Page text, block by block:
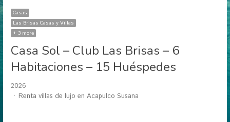
Casas
Las Brisas Casas y Villas
+ 3 more
Casa Sol – Club Las Brisas – 6
Habitaciones – 15 Huéspedes
2026
Author
Renta villas de lujo en Acapulco Susana